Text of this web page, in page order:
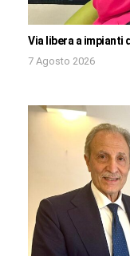
Via libera a impianti
7 Agosto 2026